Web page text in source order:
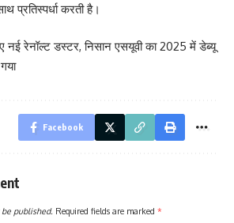
प्रतिस्पर्धा करती है।
नई रेनॉल्ट डस्टर, निसान एसयूवी का 2025 में डेब्यू
Facebook
published. Required fields are marked *